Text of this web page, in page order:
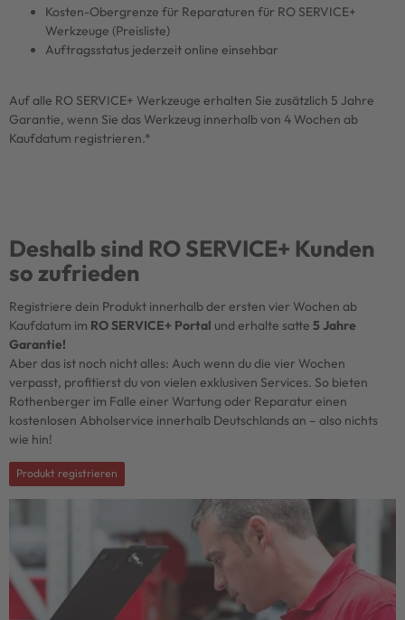
Kosten-Obergrenze für Reparaturen für RO SERVICE+
Werkzeuge (Preisliste)
Auftragsstatus jederzeit online einsehbar
Auf alle RO SERVICE+ Werkzeuge erhalten Sie zusätzlich 5 Jahre
Garantie, wenn Sie das Werkzeug innerhalb von 4 Wochen ab
Kaufdatum registrieren.*
Deshalb sind RO SERVICE+ Kunden
so zufrieden
Registriere dein Produkt innerhalb der ersten vier Wochen ab
Kaufdatum im RO SERVICE+ Portal und erhalte satte 5 Jahre
Garantie!
Aber das ist noch nicht alles: Auch wenn du die vier Wochen
verpasst, profitierst du von vielen exklusiven Services. So bieten
Rothenberger im Falle einer Wartung oder Reparatur einen
kostenlosen Abholservice innerhalb Deutschlands an – also nichts
wie hin!
Produkt registrieren